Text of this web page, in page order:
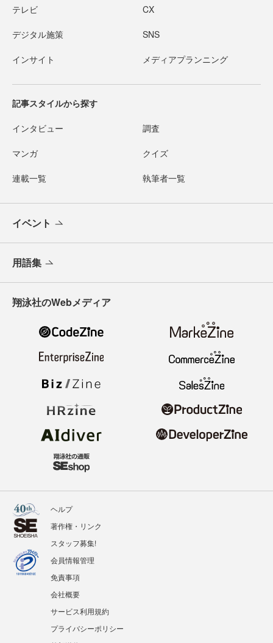
テレビ CX
デジタル施策 SNS
インサイト メディアプランニング
記事スタイルから探す
インタビュー 調査
マンガ クイズ
連載一覧 執筆者一覧
イベント
用語集
翔泳社のWebメディア
ヘルプ
著作権・リンク
スタッフ募集!
会員情報管理
免責事項
会社概要
サービス利用規約
プライバシーポリシー